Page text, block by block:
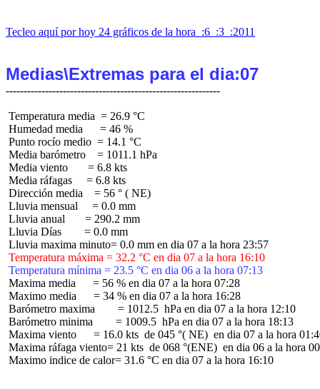
Tecleo aquí por hoy 24 gráficos de la hora  :6  :3  :2011
Medias\Extremas para el dia:07
Temperatura media  = 26.9 °C
Humedad media      = 46 %
Punto rocío medio  = 14.1 °C
Media barómetro    = 1011.1 hPa
Media viento       = 6.8 kts
Media ráfagas     = 6.8 kts
Dirección media    = 56 ° ( NE)
Lluvia mensual     = 0.0 mm
Lluvia anual       = 290.2 mm
Lluvia Días        = 0.0 mm
Temperatura máxima = 32.2 °C en dia 07 a la hora 16:10
Temperatura mínima = 23.5 °C en dia 06 a la hora 07:13
Maxima media      = 56 % en dia 07 a la hora 07:28
Maximo media      = 34 % en dia 07 a la hora 16:28
Barómetro maxima        = 1012.5  hPa en dia 07 a la hora 12:10
Barómetro minima        = 1009.5  hPa en dia 07 a la hora 18:13
Maxima viento      = 16.0 kts  de 045 °( NE)  en dia 07 a la hora
Maxima ráfaga viento= 21 kts  de 068 °(ENE)  en dia 06 a la hora
Maximo indice de calor= 31.6 °C en dia 07 a la hora 16:10